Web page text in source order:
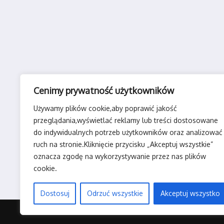
Cenimy prywatność użytkowników
Używamy plików cookie,aby poprawić jakość
przeglądania,wyświetlać reklamy lub treści dostosowane
do indywidualnych potrzeb użytkowników oraz analizować
ruch na stronie.Kliknięcie przycisku „Akceptuj wszystkie”
oznacza zgodę na wykorzystywanie przez nas plików
cookie.
Dostosuj Odrzuć wszystkie Akceptuj wszystko